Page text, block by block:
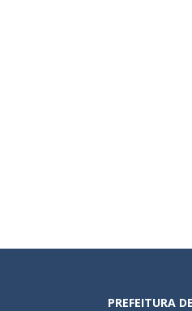
PREFEITURA